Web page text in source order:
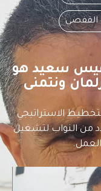
القفصي
سعيد هو
ونتمنى
27 ماي 2025، لجنة التخطيط الاستراتيجي
من النواب لتشغيل